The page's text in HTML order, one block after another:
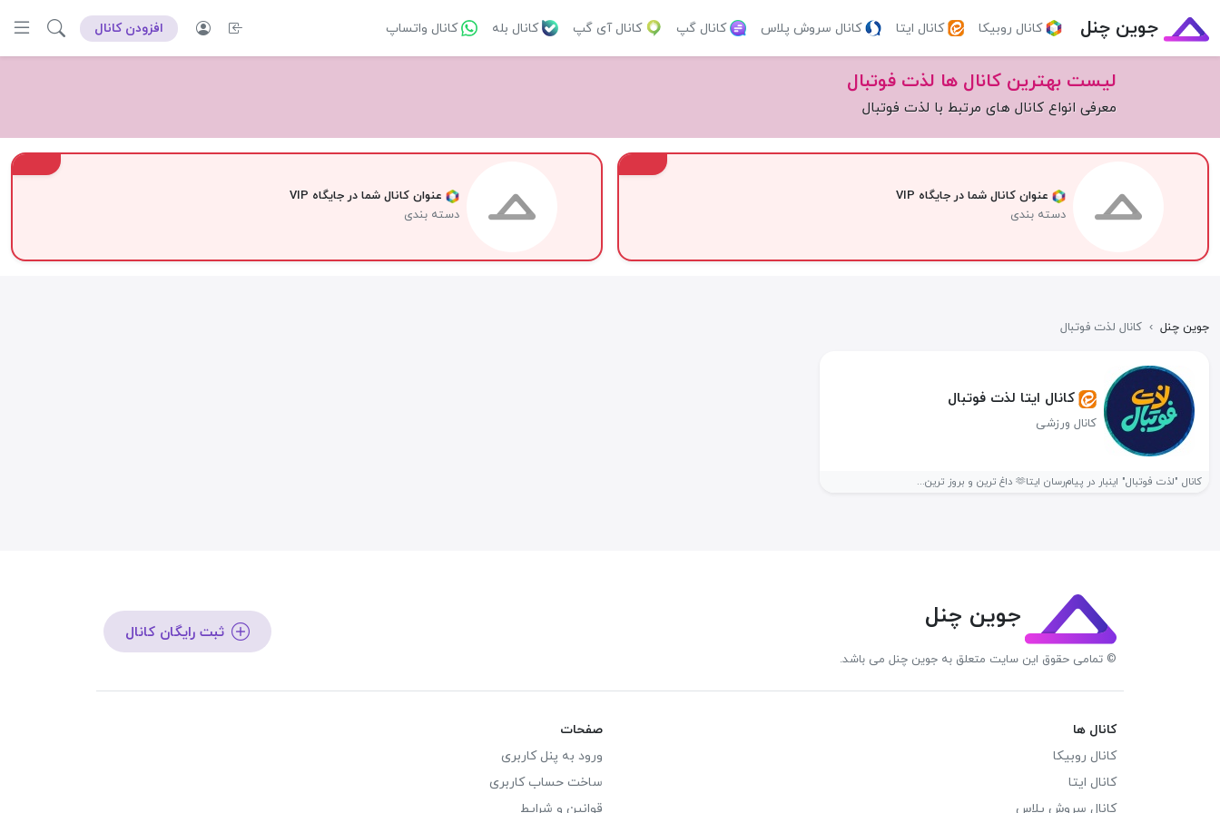
جوین چنل کانال روبیکا کانال ایتا کانال سروش پلاس کانال گپ کانال آی گپ کانال بله کانال واتساپ افزودن کانال
لیست بهترین کانال ها لذت فوتبال
معرفی انواع کانال های مرتبط با لذت فوتبال
عنوان کانال شما در جایگاه VIP
دسته بندی
عنوان کانال شما در جایگاه VIP
دسته بندی
جوین چنل › کانال لذت فوتبال
کانال ایتا لذت فوتبال
کانال ورزشی
کانال "لذت فوتبال" اینبار در پیام‌رسان ایتا🫶 داغ ترین و بروز ترین...
جوین چنل
© تمامی حقوق این سایت متعلق به جوین چنل می باشد.
ثبت رایگان کانال
کانال ها
کانال روبیکا
کانال ایتا
کانال سروش پلاس
صفحات
ورود به پنل کاربری
ساخت حساب کاربری
قوانین و شرایط